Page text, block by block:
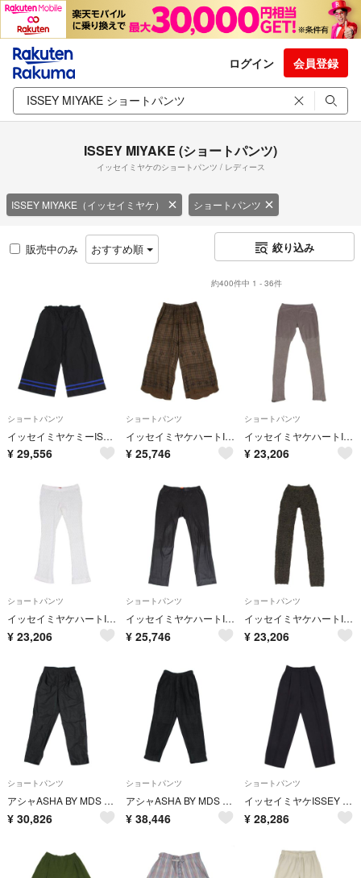
ログイン 会員登録
ISSEY MIYAKE (ショートパンツ)
イッセイミヤケのショートパンツ / レディース
ISSEY MIYAKE（イッセイミヤケ） ショートパンツ
販売中のみ おすすめ順 絞り込み
約400件中 1 - 36件
ショートパンツ
イッセイミヤケミーISSEY MIYAKE me コットンポリヘムテーピングパンツ 黒F
¥ 29,556
ショートパンツ
イッセイミヤケハートISSEY MIYAKE HaaT キュプラチェックデザイン織りパンツ 茶黒3
¥ 25,746
ショートパンツ
イッセイミヤケハートISSEY MIYAKE HaaT リヨセルコットンリブニット切替スリムパンツ グレージュ3
¥ 23,206
ショートパンツ
イッセイミヤケハートISSEY MIYAKE HaaT コットンナイロンストレッチデザイン織りパンツ 白2
¥ 23,206
ショートパンツ
イッセイミヤケハートISSEY MIYAKE HaaT ウレタンコーティングプリントパンツ 黒4
¥ 25,746
ショートパンツ
イッセイミヤケハートISSEY MIYAKE HaaT ポリグリッターレギンスパンツ 黒ゴールド2
¥ 23,206
ショートパンツ
アシャASHA BY MDS シルクテーパードパンツ 黒M位
¥ 30,826
ショートパンツ
アシャASHA BY MDS シルクピンタックデザインテーパードパンツ 黒M位
¥ 38,446
ショートパンツ
イッセイミヤケISSEY MIYAKE ジョーゼットウールテーパードパンツ チャコールS
¥ 28,286